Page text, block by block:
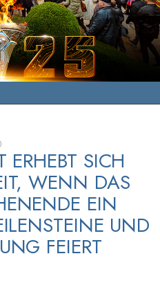
ERHEBT SICH
WENN DAS
EIN
UND
FEIERT